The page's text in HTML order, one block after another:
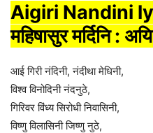
Aigiri Nandini
महिषासुर मर्दिनि :
आई गिरी नंदिनी, नंदीथा मेधिनी,
विश्व विनोदिनी नंदनुठे,
गिरिवर विंध्य सिरोधी निवासिनी,
विष्णु विलासिनी जिष्णु नुठे,